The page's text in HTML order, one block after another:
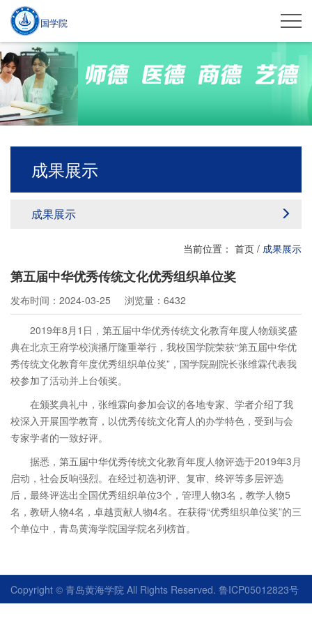
国学院
成果展示
成果展示
当前位置： 首页 / 成果展示
第五届中华优秀传统文化优秀组织单位奖
发布时间：2024-03-25 浏览量：6432
2019年8月1日，第五届中华优秀传统文化教育年度人物颁奖盛
典在北京王府学校演播厅隆重举行，我校国学院荣获“第五届中华优
秀传统文化教育年度优秀组织单位奖”，国学院副院长张维霖代表我
校参加了活动并上台领奖。
在颁奖典礼中，张维霖向参加会议的各地专家、学者介绍了我
校深入开展国学教育，以优秀传统文化育人的办学特色，受到与会
专家学者的一致好评。
据悉，第五届中华优秀传统文化教育年度人物评选于2019年3月
启动，社会反响强烈。在经过初选初评、复审、终评等多层评选
后，最终评选出全国优秀组织单位3个，管理人物3名，教学人物5
名，教研人物4名，卓越贡献人物4名。在获得“优秀组织单位奖”的三
个单位中，青岛黄海学院国学院名列榜首。
Copyright © 青岛黄海学院 All Rights Reserved. 鲁ICP05012823号